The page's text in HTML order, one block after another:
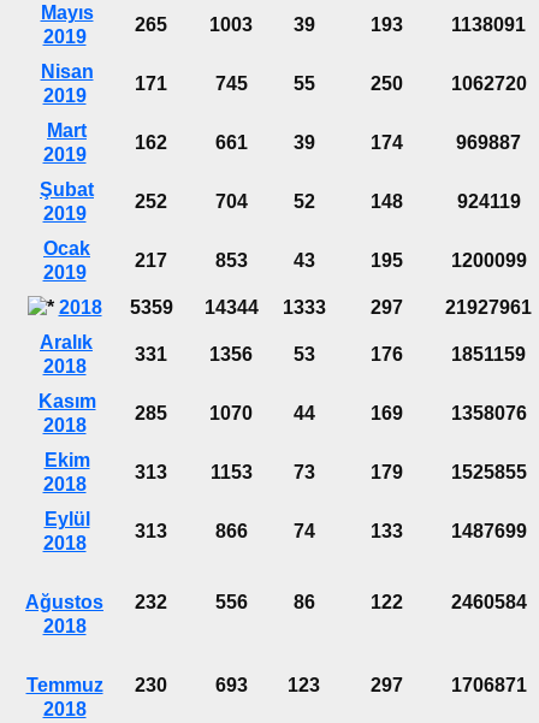
Mayıs
2019
265 1003 39 193 1138091
Nisan
2019
171 745 55 250 1062720
Mart
2019
162 661 39 174 969887
Şubat
2019
252 704 52 148 924119
Ocak
2019
217 853 43 195 1200099
2018 5359 14344 1333 297
21927961
Aralık
2018
331 1356 53 176 1851159
Kasım
2018
285 1070 44 169 1358076
Ekim
2018
313 1153 73 179 1525855
Eylül
2018
313 866 74 133 1487699
Ağustos
2018
232 556 86 122 2460584
Temmuz
2018
230 693 123 297 1706871